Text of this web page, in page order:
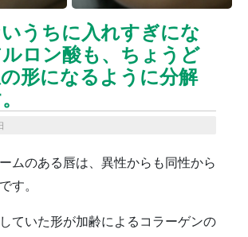
形 ボトックス修正
ボトックス注射
クロボトックス
メディア
ルダイエット
ロアキュティン
一般診療
健康 化粧品
商品
リング
ーリング
イジング
肝斑治療
脂肪溶解注射
射（BNLS）
載
食べ物 ＹＡＧレーザー
うちに入れすぎにな
ロン酸も、ちょうど
形になるように分解
ムのある唇は、異性からも同性から
す。
ていた形が加齢によるコラーゲンの